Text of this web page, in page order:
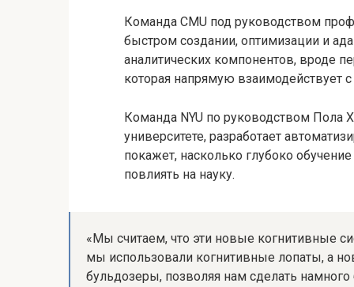
Команда CMU под руководством
быстром создании, оптимизации и
аналитических компонентов, вроде
которая напрямую взаимодействует
Команда NYU по руководством
университете, разработает
покажет, насколько глубоко
повлиять на науку.
«Мы считаем, что эти новые когнитивные
мы использовали когнитивные лопаты, а
бульдозеры, позволяя нам сделать